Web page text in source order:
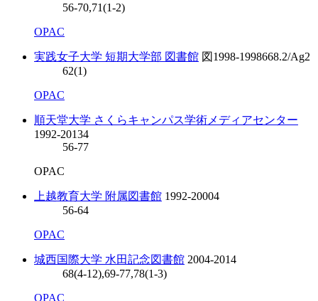
56-70,71(1-2)
OPAC
実践女子大学 短期大学部 図書館 図 1998-1998668.2/Ag2
62(1)
OPAC
順天堂大学 さくらキャンパス学術メディアセンター
1992-20134
56-77
OPAC
上越教育大学 附属図書館 1992-20004
56-64
OPAC
城西国際大学 水田記念図書館 2004-2014
68(4-12),69-77,78(1-3)
OPAC